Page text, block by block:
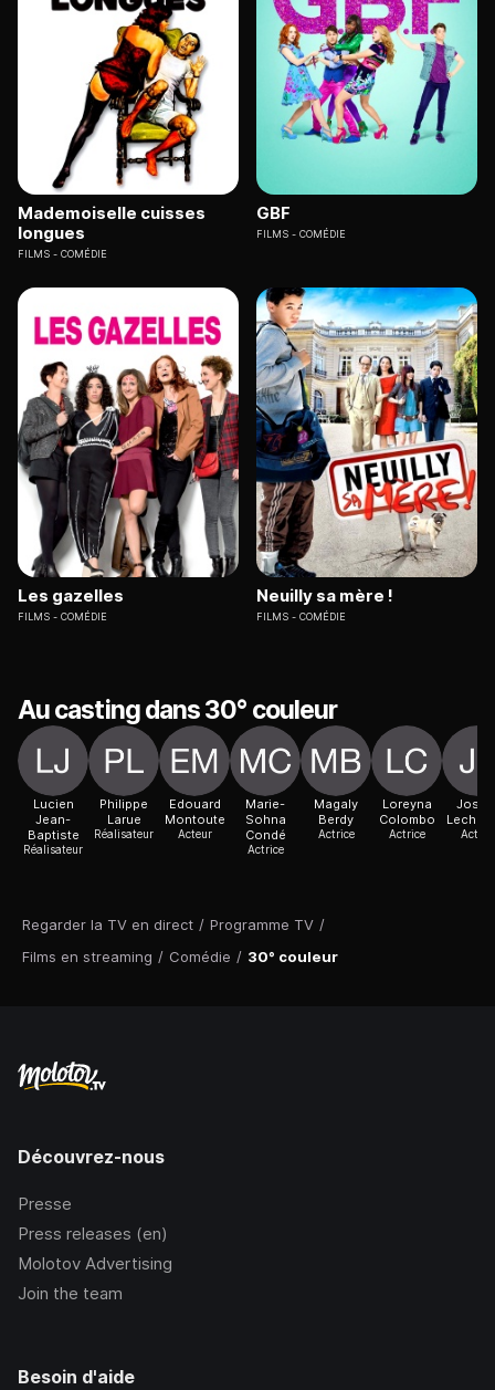
Regarder la TV en direct / Programme TV /
Films en streaming / Comédie / 30° couleur
Mademoiselle cuisses
longues
FILMS COMÉDIE
GBF
FILMS COMÉDIE
Les gazelles
FILMS COMÉDIE
Neuilly sa mère !
FILMS COMÉDIE
Au casting dans 30° couleur
Lucien
Jean-
Baptiste
Réalisateur
Philippe
Larue
Réalisateur
Edouard
Montoute
Acteur
Marie-
Sohna
Condé
Actrice
Magaly
Berdy
Actrice
Loreyna
Colombo
Actrice Acteur
Découvrez-nous
Presse
Press releases (en)
Molotov Advertising
Join the team
Besoin d'aide